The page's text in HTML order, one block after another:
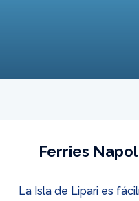
Ferries
La Isla de Lipari es